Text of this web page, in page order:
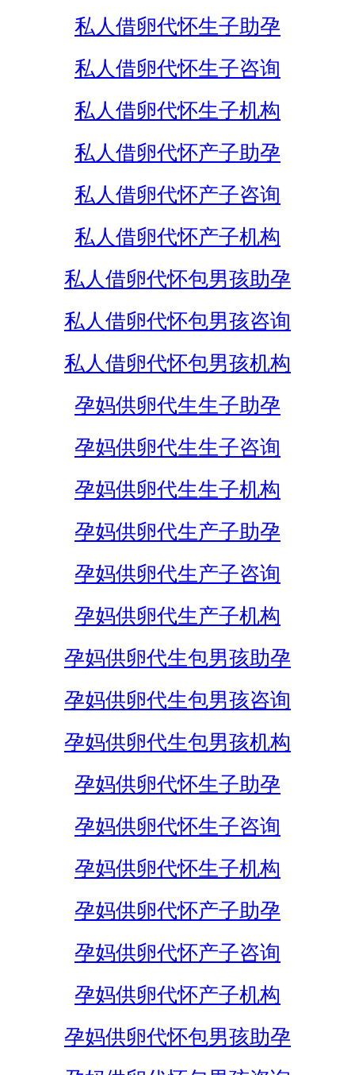
私人借卵代怀生子助孕
私人借卵代怀生子咨询
私人借卵代怀生子机构
私人借卵代怀产子助孕
私人借卵代怀产子咨询
私人借卵代怀产子机构
私人借卵代怀包男孩助孕
私人借卵代怀包男孩咨询
私人借卵代怀包男孩机构
孕妈供卵代生生子助孕
孕妈供卵代生生子咨询
孕妈供卵代生生子机构
孕妈供卵代生产子助孕
孕妈供卵代生产子咨询
孕妈供卵代生产子机构
孕妈供卵代生包男孩助孕
孕妈供卵代生包男孩咨询
孕妈供卵代生包男孩机构
孕妈供卵代怀生子助孕
孕妈供卵代怀生子咨询
孕妈供卵代怀生子机构
孕妈供卵代怀产子助孕
孕妈供卵代怀产子咨询
孕妈供卵代怀产子机构
孕妈供卵代怀包男孩助孕